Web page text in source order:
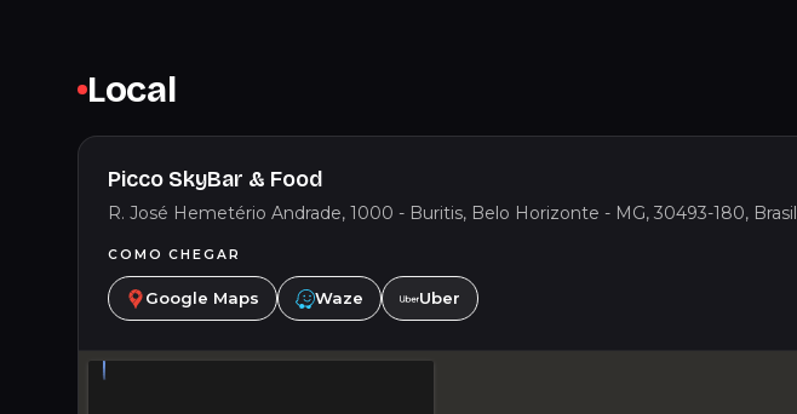
Local
Picco SkyBar & Food
R. José Hemetério Andrade, 1000 - Buritis, Belo Horizonte - MG, 30493-180, Brasil
COMO CHEGAR
Google Maps Waze Uber